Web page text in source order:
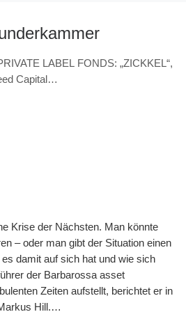
LABEL FONDS: „ZICKKEL“,
Capital
Krise der Nächsten. Man könnte
– oder man gibt der Situation einen
es damit auf sich hat und wie sich
der Barbarossa asset
Zeiten aufstellt, berichtet er in
Hill.